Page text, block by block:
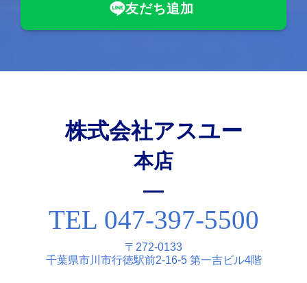
友だち追加
株式会社アスユー
本店
TEL 047-397-5500
〒272-0133
千葉県市川市⾏徳駅前2-16-5 第⼀吉ビル4階